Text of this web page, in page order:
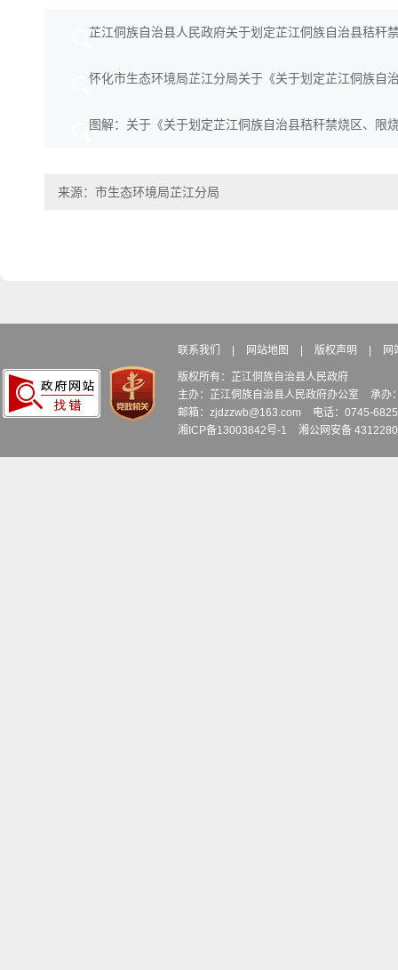
芷江侗族自治县人民政府关于划定芷江侗族自治县秸秆
怀化市生态环境局芷江分局关于《关于划定芷江侗族自
图解：关于《关于划定芷江侗族自治县秸秆禁烧区、限
来源：市生态环境局芷江分局
联系我们 网站地图 版权声明 网
版权所有：芷江侗族自治县人民政府
主办：芷江侗族自治县人民政府办公室
承办
邮箱：zjdzzwb@163.com
电话：0745-
湘ICP备13003842号-1
湘公网安备